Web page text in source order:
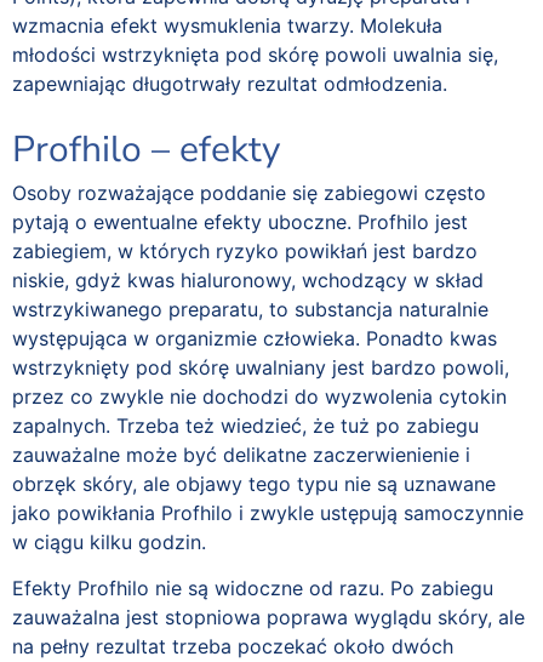
wzmacnia efekt wysmuklenia twarzy. Molekuła
młodości wstrzyknięta pod skórę powoli uwalnia się,
zapewniając długotrwały rezultat odmłodzenia.
Profhilo – efekty
Osoby rozważające poddanie się zabiegowi często
pytają o ewentualne efekty uboczne. Profhilo jest
zabiegiem, w których ryzyko powikłań jest bardzo
niskie, gdyż kwas hialuronowy, wchodzący w skład
wstrzykiwanego preparatu, to substancja naturalnie
występująca w organizmie człowieka. Ponadto kwas
wstrzyknięty pod skórę uwalniany jest bardzo powoli,
przez co zwykle nie dochodzi do wyzwolenia cytokin
zapalnych. Trzeba też wiedzieć, że tuż po zabiegu
zauważalne może być delikatne zaczerwienienie i
obrzęk skóry, ale objawy tego typu nie są uznawane
jako powikłania Profhilo i zwykle ustępują samoczynnie
w ciągu kilku godzin.
Efekty Profhilo nie są widoczne od razu. Po zabiegu
zauważalna jest stopniowa poprawa wyglądu skóry, ale
na pełny rezultat trzeba poczekać około dwóch